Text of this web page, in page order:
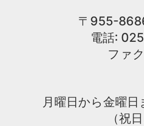
〒955-
電話:
ファ
月曜日から金曜
（祝